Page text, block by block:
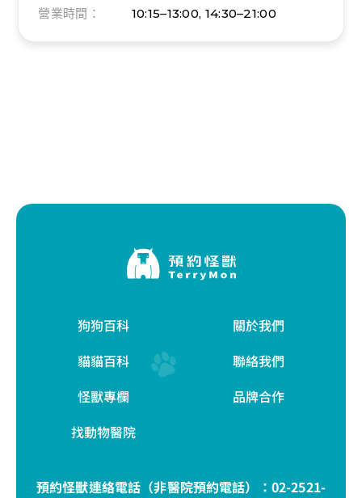
營業時間：
10:15–13:00, 14:30–21:00
狗狗百科
貓貓百科
怪獸專欄
找動物醫院
關於我們
聯絡我們
品牌合作
預約怪獸連絡電話（非醫院預約電話）： 02-2521-